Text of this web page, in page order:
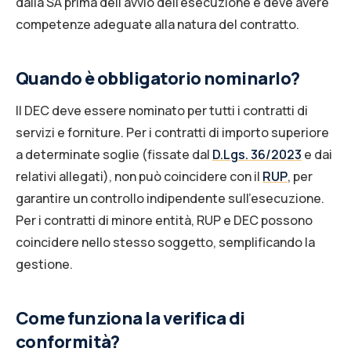
competenze adeguate alla natura del contratto.
Quando è obbligatorio nominarlo?
Il DEC deve essere nominato per tutti i contratti di
servizi e forniture. Per i contratti di importo superiore
a determinate soglie (fissate dal D.Lgs. 36/2023 e dai
relativi allegati), non può coincidere con il RUP, per
garantire un controllo indipendente sull'esecuzione.
Per i contratti di minore entità, RUP e DEC possono
coincidere nello stesso soggetto, semplificando la
gestione.
Come funziona la verifica di
conformità?